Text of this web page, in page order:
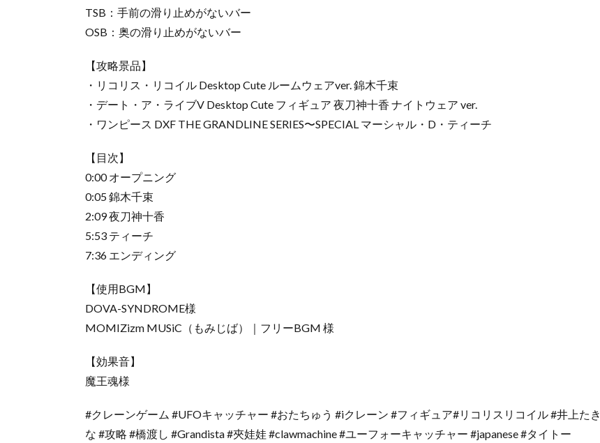
TSB：手前の滑り止めがないバー
OSB：奥の滑り止めがないバー
【攻略景品】
・リコリス・リコイル Desktop Cute ルームウェアver. 錦木千束
・デート・ア・ライブV Desktop Cute フィギュア 夜刀神十香 ナイトウェア ver.
・ワンピース DXF THE GRANDLINE SERIES〜SPECIAL マーシャル・D・ティーチ
【目次】
0:00 オープニング
0:05 錦木千束
2:09 夜刀神十香
5:53 ティーチ
7:36 エンディング
【使用BGM】
DOVA-SYNDROME様
MOMIZizm MUSiC（もみじば）｜フリーBGM 様
【効果音】
魔王魂様
#クレーンゲーム #UFOキャッチャー #おたちゅう #iクレーン #フィギュア#リコリスリコイル #井上たき
な #攻略 #橋渡し #Grandista #夾娃娃 #clawmachine #ユーフォーキャッチャー #japanese #タイトー